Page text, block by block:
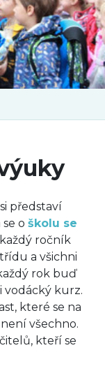
představí
o školu se
ročník
a všichni
rok buď
vodácký kurz.
které se na
všechno.
kteří se